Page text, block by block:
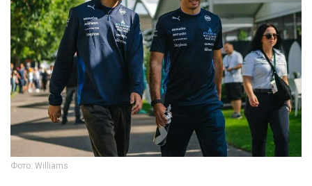
Фото: Williams